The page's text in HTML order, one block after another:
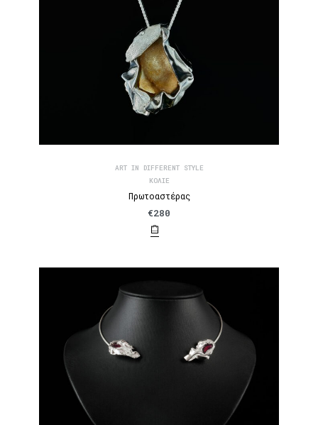
ART IN DIFFERENT STYLE
ΚΟΛΙΈ
Πρωτοαστέρας
€280